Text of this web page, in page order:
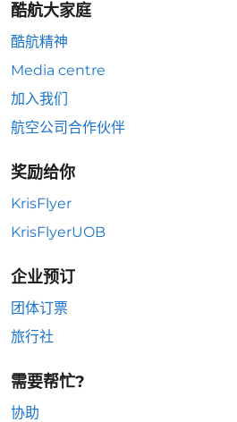
酷航大家庭
酷航精神
Media centre
加入我们
航空公司合作伙伴
奖励给你
KrisFlyer
KrisFlyerUOB
企业预订
团体订票
旅行社
需要帮忙?
协助